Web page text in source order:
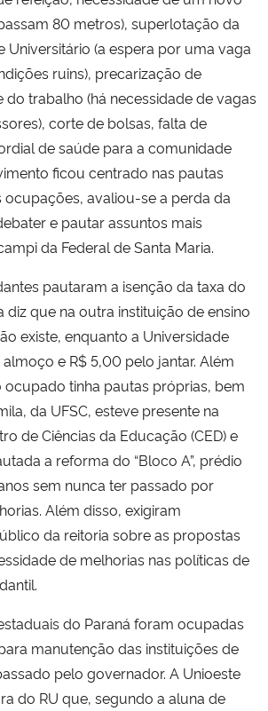
80 metros), superlotação da
Universitário (a espera por uma vaga
ruins), precarização de
do trabalho (há necessidade de vagas
corte de bolsas, falta de
de saúde para a comunidade
ficou centrado nas pautas
ocupações, avaliou-se a perda da
e pautar assuntos mais
da Federal de Santa Maria.
pautaram a isenção da taxa do
diz que na outra instituição de ensino
existe, enquanto a Universidade
e R$ 5,00 pelo jantar. Além
ocupado tinha pautas próprias, bem
da UFSC, esteve presente na
de Ciências da Educação (CED) e
a reforma do “Bloco A”, prédio
sem nunca ter passado por
Além disso, exigiram
da reitoria sobre as propostas
de melhorias nas políticas de
do Paraná foram ocupadas
manutenção das instituições de
pelo governador. A Unioeste
do RU que, segundo a aluna de